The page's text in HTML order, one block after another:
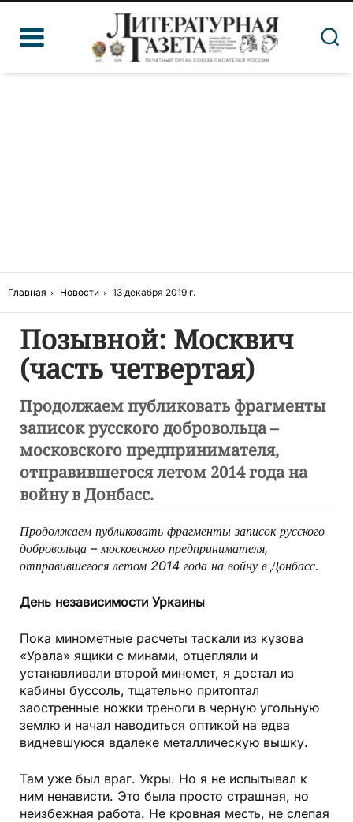
Главная Новости 13 декабря 2019 г.
Позывной: Москвич
(часть четвертая)
Продолжаем публиковать фрагменты
записок русского добровольца –
московского предпринимателя,
отправившегося летом 2014 года на
войну в Донбасс.
Продолжаем публиковать фрагменты записок русского
добровольца – московского предпринимателя,
отправившегося летом 2014 года на войну в Донбасс.
День независимости Уркаины
Пока минометные расчеты таскали из кузова
«Урала» ящики с минами, отцепляли и
устанавливали второй миномет, я достал из
кабины буссоль, тщательно притоптал
заостренные ножки треноги в черную угольную
землю и начал наводиться оптикой на едва
видневшуюся вдалеке металлическую вышку.
Там уже был враг. Укры. Но я не испытывал к
ним ненависти. Это была просто страшная, но
неизбежная работа. Не кровная месть, не слепая